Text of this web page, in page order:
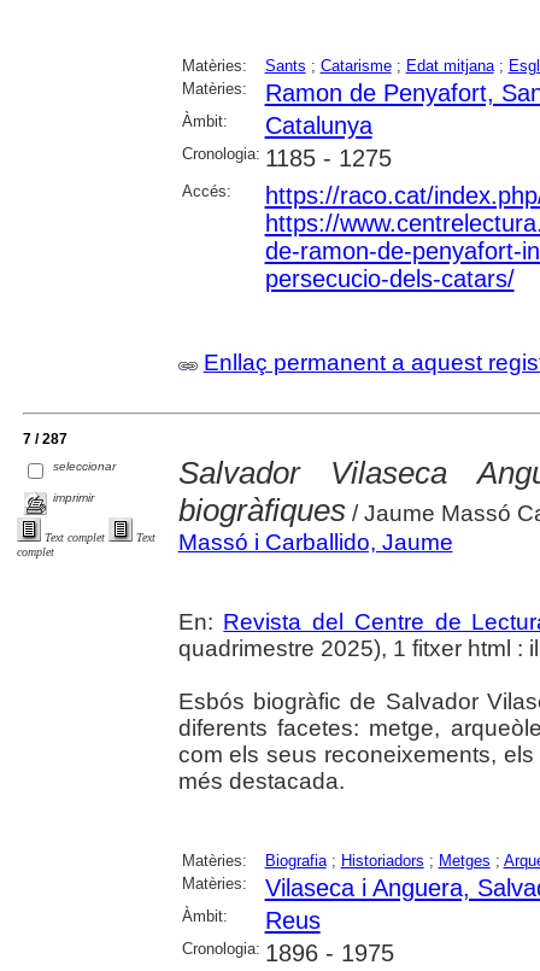
Matèries: Sants ; Catarisme; Edat mitjana;
Matèries:
Ramon de Penyafort,
Àmbit: Catalunya
Cronologia: 1185 - 1275
Accés:
https://raco.cat/
https://
de-ramon-de-penyafort-
persecucio-dels-catars/
Enllaç permanent a aquest
7 / 287
seleccionar
imprimir
Text complet
Text
complet
Salvador Vilaseca
biogràfiques/ Jaume Massó
Massó i Carballido, Jaume
En: Revista del Centre de
quadrimestre 2025), 1 fitxer html :
Esbós biogràfic de Salvador
diferents facetes: metge,
com els seus reconeixements,
més destacada.
Matèries: Biografia; Historiadors ; Metges ;
Matèries:
Vilaseca i Anguera,
Àmbit: Reus
Cronologia: 1896 - 1975